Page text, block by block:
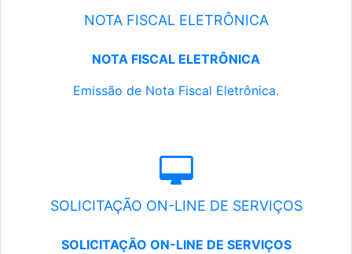
NOTA FISCAL ELETRÔNICA
NOTA FISCAL ELETRÔNICA
Emissão de Nota Fiscal Eletrônica.
SOLICITAÇÃO ON-LINE DE SERVIÇOS
SOLICITAÇÃO ON-LINE DE SERVIÇOS